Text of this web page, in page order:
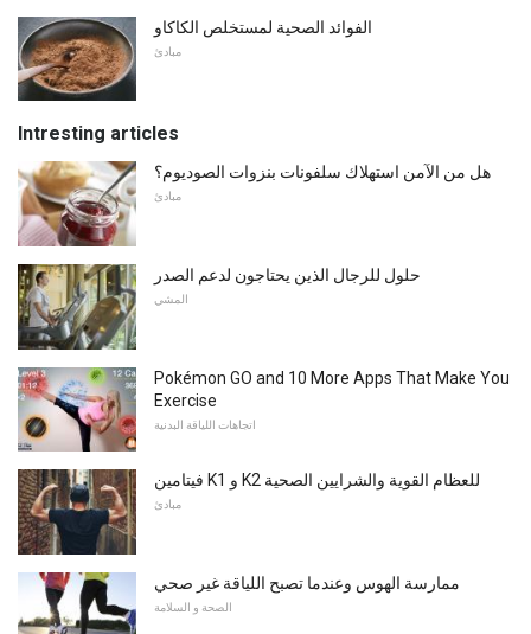
الفوائد الصحية لمستخلص الكاكاو
مبادئ
Intresting articles
هل من الآمن استهلاك سلفونات بنزوات الصوديوم؟
مبادئ
حلول للرجال الذين يحتاجون لدعم الصدر
المشي
Pokémon GO and 10 More Apps That Make You
Exercise
اتجاهات اللياقة البدنية
فيتامين K1 و K2 للعظام القوية والشرايين الصحية
مبادئ
ممارسة الهوس وعندما تصبح اللياقة غير صحي
الصحة و السلامة